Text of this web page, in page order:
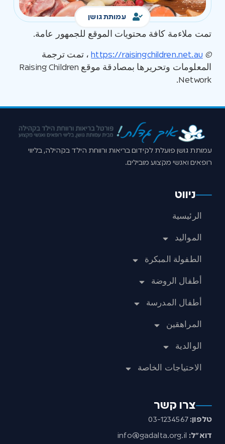
עמותת גושן
تمت ملاءمة كافة محتويات الموقع للجمهور عامة.
©
https://raisingchildren.net.au ، تمت ترجمة
المعلومات وتحريرها بمصادقة موقع Raising Children
Network.
עמותת גושן פועלת לקידום בריאות ורווחת הילד בקהילה, בליווי
רופאים ואנשי מקצוע מובילים.
ניווט
الرئيسية
المواليد
الطفولة المبكرة
أطفال الروضة
أطفال المدرسة
المراهقين
الوالدية
الاحتياجات الخاصة
צרו קשר
טלפון: 03-1234567
דוא”ל: info@gadalta.org.il